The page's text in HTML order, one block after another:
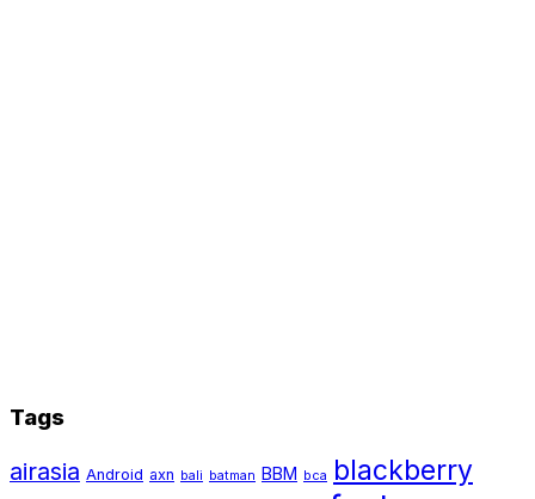
Tags
airasia Android axn bali batman BBM bca blackberry